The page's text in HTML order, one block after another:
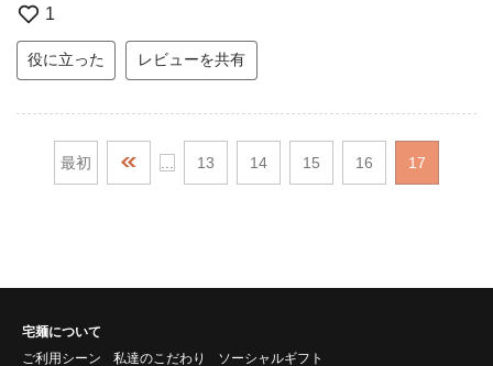
1
役に立った レビューを共有
最初 13 14 15 16 17
宅麺について
ご利用シーン
私達のこだわり ソーシャルギフト